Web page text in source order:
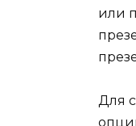
или
Для